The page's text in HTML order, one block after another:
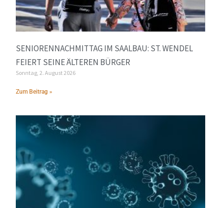
SENIORENNACHMITTAG IM SAALBAU: ST. WENDEL
FEIERT SEINE ÄLTEREN BÜRGER
Sonntag, 2. August 2026
Zum Beitrag »